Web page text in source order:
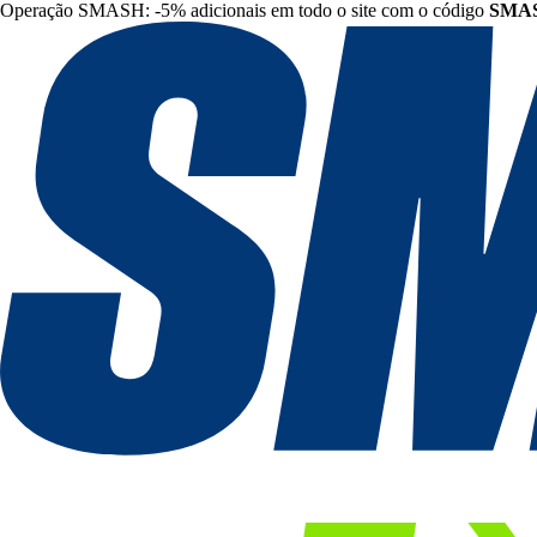
Operação SMASH: -5% adicionais em todo o site com o código